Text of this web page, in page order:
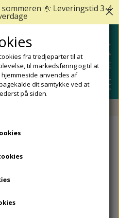
SHOP
OG NEGLEPLEJE
FODHØVLE
OG AFLASTNINGER
SEVERS SYNDROM
- Levering 1-2 hverdage
er et fodproblem, som
fra tredjeparter til at
til markedsføring og til at
anvendes af
dit samtykke ved at
på siden.
🌞 Leveringstid 3-4